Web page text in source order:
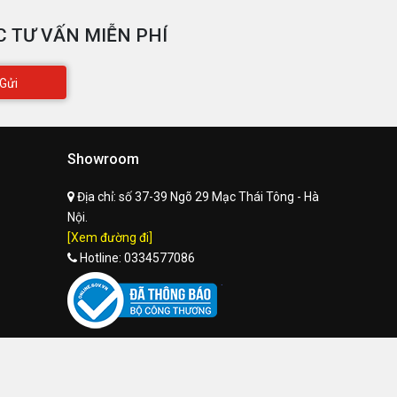
điều hành Win 10 Home SL 64
kiện đi
TƯ VẤN MIỄN PHÍ
Gửi
Showroom
Địa chỉ: số 37-39 Ngõ 29 Mạc Thái Tông - Hà
Nội.
[Xem đường đi]
Hotline: 0334577086